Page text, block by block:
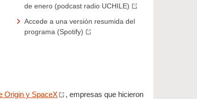
de enero (podcast radio UCHILE)
Accede a una versión resumida del
programa (Spotify)
Origin y SpaceX
, empresas que hicieron